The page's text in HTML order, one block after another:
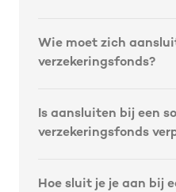
Wie moet zich
verzekeringsfonds?
Is aansluiten bij een
verzekeringsfonds
Hoe sluit je je aan bij